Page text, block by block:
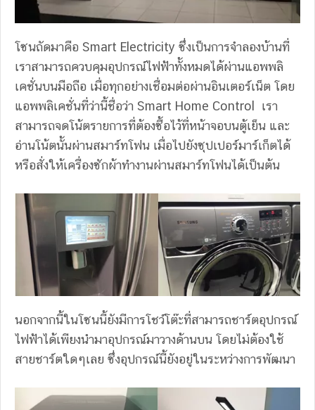
โซนถัดมาคือ Smart Electricity ซึ่งเป็นการจำลองบ้านที่
เราสามารถควบคุมอุปกรณ์ไฟฟ้าทั้งหมดได้ผ่านแอพพลิ
เคชั่นบนมือถือ เมื่อทุกอย่างเชื่อมต่อผ่านอินเตอร์เน็ต โดย
แอพพลิเคชั่นที่ว่านี้ชื่อว่า Smart Home Control เรา
สามารถจดโน้ตรายการที่ต้องซื้อไว้ที่หน้าจอบนตู้เย็น และ
อ่านโน้ตนั้นผ่านสมาร์ทโฟน เมื่อไปยังซุปเปอร์มาร์เก็ตได้
หรือสั่งให้เครื่องซักผ้าทำงานผ่านสมาร์ทโฟนได้เป็นต้น
นอกจากนี้ในโซนนี้ยังมีการโชว์โต๊ะที่สามารถชาร์ตอุปกรณ์
ไฟฟ้าได้เพียงนำมาอุปกรณ์มาวางด้านบน โดยไม่ต้องใช้
สายชาร์ตใดๆเลย ซึ่งอุปกรณ์นี้ยังอยู่ในระหว่างการพัฒนา